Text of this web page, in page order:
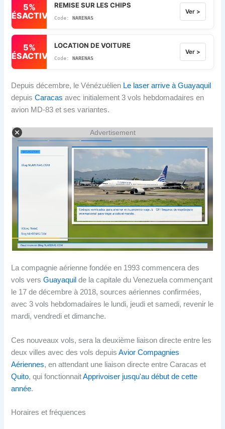
5%
DÉSACTIVÉ
REMISE SUR LES CHIPS
NARENAS
Ver >
5%
DÉSACTIVÉ
LOCATION DE VOITURE
NARENAS
Ver >
Depuis décembre, le Vénézuélien Le laser arrive à Guayaquil
depuisCaracas avec initialement 3 vols hebdomadaires en
avion MD-83 et ses variantes.
Advertisement
La compagnie aérienne fondée en 1993 commencera des
vols versGuayaquil de la capitale du Venezuela commençant
le 17 de décembre à 2018, sources aériennes confirmées,
avec 3 vols hebdomadaires le lundi, jeudi et samedi, revenir le
mardi, vendredi et dimanche.
Ces nouveaux vols, sera la deuxième liaison directe entre les
deux villes avec des vols depuisAvior Compagnies
Aériennes, en attendant une liaison directe entre Caracas et
Quito, qui fonctionnaitApprivoiser jusqu'au début de cette
année.
Horaires et fréquences